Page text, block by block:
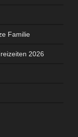
Familie
2026